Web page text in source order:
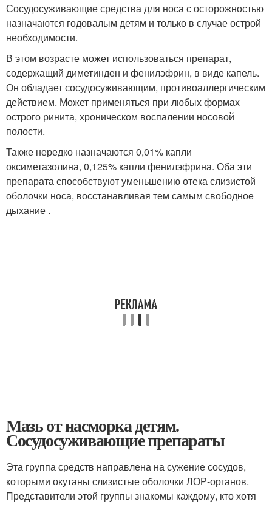
Сосудосуживающие средства для носа с осторожностью
назначаются годовалым детям и только в случае острой
необходимости.
В этом возрасте может использоваться препарат,
содержащий диметинден и фенилэфрин, в виде капель.
Он обладает сосудосуживающим, противоаллергическим
действием. Может применяться при любых формах
острого ринита, хроническом воспалении носовой
полости.
Также нередко назначаются 0,01% капли
оксиметазолина, 0,125% капли фенилэфрина. Оба эти
препарата способствуют уменьшению отека слизистой
оболочки носа, восстанавливая тем самым свободное
дыхание .
Мазь от насморка детям.
Сосудосуживающие препараты
Эта группа средств направлена на сужение сосудов,
которыми окутаны слизистые оболочки ЛОР-органов.
Представители этой группы знакомы каждому, кто хотя